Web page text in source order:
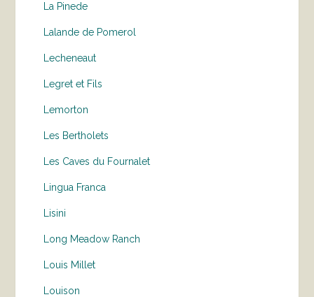
La Pinede
Lalande de Pomerol
Lecheneaut
Legret et Fils
Lemorton
Les Bertholets
Les Caves du Fournalet
Lingua Franca
Lisini
Long Meadow Ranch
Louis Millet
Louison